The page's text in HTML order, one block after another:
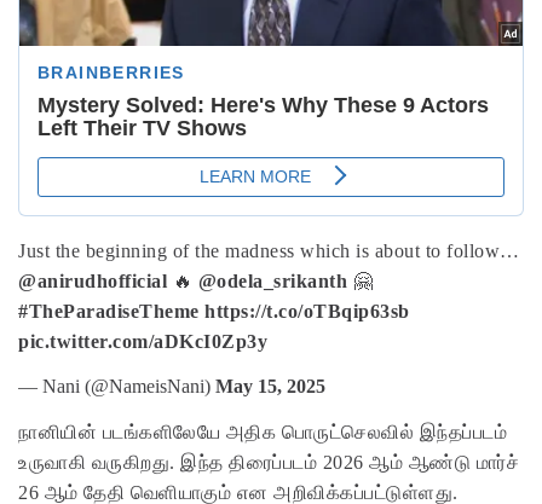
Just the beginning of the madness which is about to follow…
@anirudhofficial 🔥 @odela_srikanth 🤗
#TheParadiseTheme https://t.co/oTBqip63sb
pic.twitter.com/aDKcI0Zp3y
— Nani (@NameisNani) May 15, 2025
நானியின் படங்களிலேயே அதிக பொருட்செலவில் இந்தப்படம்
உருவாகி வருகிறது. இந்த திரைப்படம் 2026 ஆம் ஆண்டு மார்ச்
26 ஆம் தேதி வெளியாகும் என அறிவிக்கப்பட்டுள்ளது.